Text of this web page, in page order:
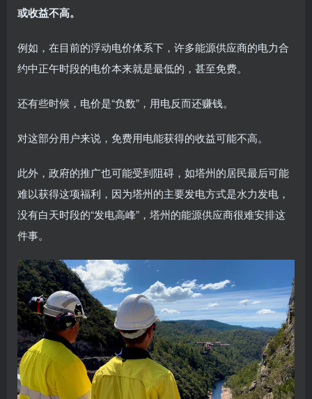
或收益不高。
例如，在目前的浮动电价体系下，许多能源供应商的电力合
约中正午时段的电价本来就是最低的，甚至免费。
还有些时候，电价是“负数”，用电反而还赚钱。
对这部分用户来说，免费用电能获得的收益可能不高。
此外，政府的推广也可能受到阻碍，如塔州的居民最后可能
难以获得这项福利，因为塔州的主要发电方式是水力发电，
没有白天时段的“发电高峰”，塔州的能源供应商很难安排这
件事。